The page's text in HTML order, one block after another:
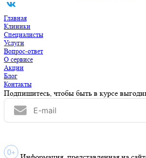
Главная
Клиники
Специалисты
Услуги
Вопрос-ответ
О сервисе
Акции
Блог
Контакты
Подпишитесь, чтобы быть в курсе